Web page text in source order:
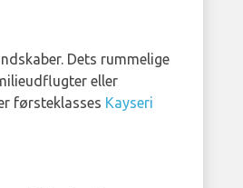
Dets rummelige
eller
førsteklasses Kayseri